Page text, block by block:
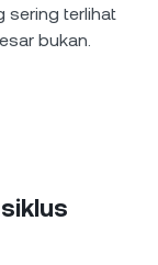
sering terlihat
bukan.